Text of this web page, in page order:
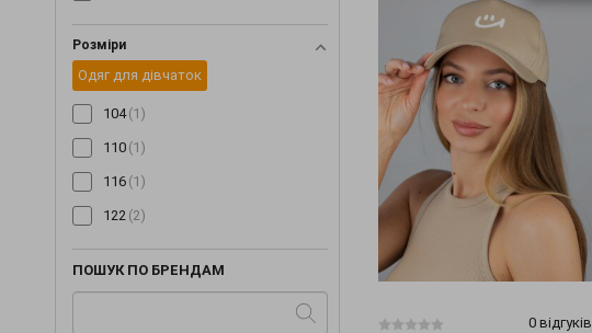
Розміри
Одяг для дівчаток
104 (1)
110 (1)
116 (1)
122 (2)
ПОШУК ПО БРЕНДАМ
0 відгуків